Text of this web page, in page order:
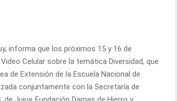
informa que los próximos 15 y 16 de
Celular sobre la temática Diversidad, que
de Extensión de la Escuela Nacional de
conjuntamente con la Secretaría de